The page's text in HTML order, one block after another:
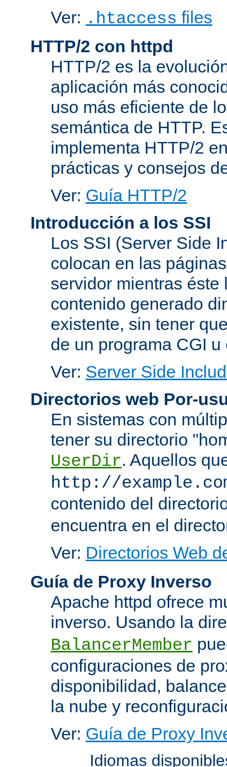
Ver: .htaccess files
HTTP/2 con httpd
HTTP/2 es la
aplicación más
uso más eficiente de
semántica de HTTP.
implementa HTTP/2
prácticas y consejos
Ver: Guía HTTP/2
Introducción a los SSI
Los SSI (Server Side
colocan en las
servidor mientras
contenido generado
existente, sin tener
de un programa CGI
Ver: Server Side
Directorios web Por-
En sistemas con
tener su directorio
UserDir. Aquellos
http://
contenido del
encuentra en el
Ver: Directorios Web
Guía de Proxy Inverso
Apache httpd ofrece
inverso. Usando la
BalancerMember
configuraciones de
disponibilidad,
la nube y
Ver: Guía de Proxy
Idiomas